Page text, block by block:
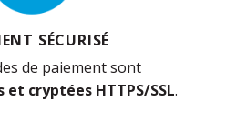
SÉCURISÉ
de paiement sont
et cryptées HTTPS/SSL.